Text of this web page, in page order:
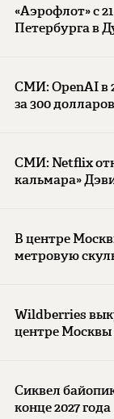
«Аэрофлот» с
Петербурга в
СМИ: OpenAI в
за 300 долларов
СМИ: Netflix
кальмара»
В центре
метровую
Wildberries
центре Москвы
Сиквел
конце 2027 года